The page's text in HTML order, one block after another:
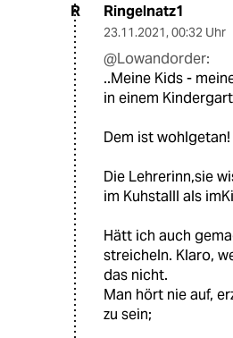
R Ringelnatz1
23.11.2021, 00:32 Uhr
@Lowandorder:
..Meine Kids -
in einem
Dem ist wohlgetan!
Die Lehrerinn,sie
im Kuhstalll als
Hätt ich auch
streicheln. Klaro,
das nicht.
Man hört nie auf,
zu sein;